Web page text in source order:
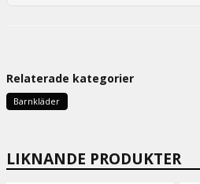
Pettersson
10 kuukautta sitten
11 kuukautta sitten
LIKNANDE PRODUKTER
Relaterade kategorier
Barnkläder